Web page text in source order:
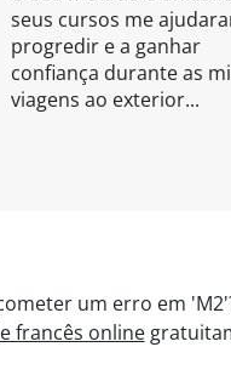
seus cursos me
progredir e a ganhar
confiança durante as
viagens ao exterior...
um erro em
francês online